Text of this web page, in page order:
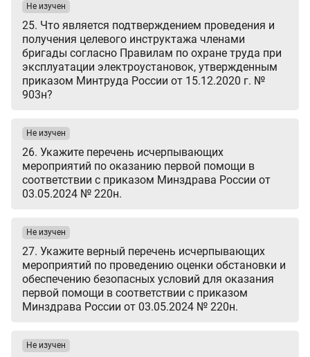
25. Что является подтверждением проведения и
получения целевого инструктажа членами
бригады согласно Правилам по охране труда при
эксплуатации электроустановок, утвержденным
приказом Минтруда России от 15.12.2020 г. №
903н?
Не изучен
26. Укажите перечень исчерпывающих
мероприятий по оказанию первой помощи в
соответствии с приказом Минздрава России от
03.05.2024 № 220н.
Не изучен
27. Укажите верный перечень исчерпывающих
мероприятий по проведению оценки обстановки и
обеспечению безопасных условий для оказания
первой помощи в соответствии с приказом
Минздрава России от 03.05.2024 № 220н.
Не изучен
Не изучен